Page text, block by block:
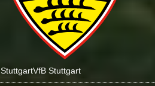
StuttgartVfB Stuttgart